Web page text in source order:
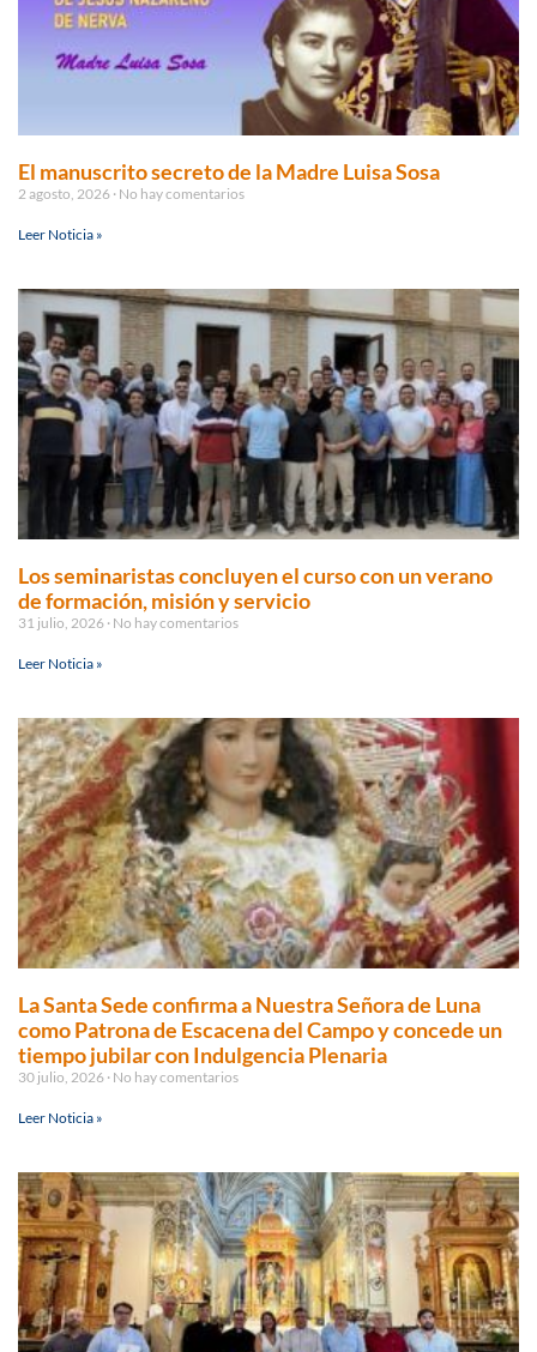
El manuscrito secreto de la Madre Luisa Sosa
2 agosto, 2026 No hay comentarios
Leer Noticia »
Los seminaristas concluyen el curso con un verano
de formación, misión y servicio
31 julio, 2026 No hay comentarios
Leer Noticia »
La Santa Sede confirma a Nuestra Señora de Luna
como Patrona de Escacena del Campo y concede un
tiempo jubilar con Indulgencia Plenaria
30 julio, 2026 No hay comentarios
Leer Noticia »